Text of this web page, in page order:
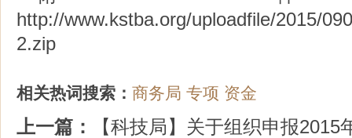
http://www.kstba.org/uploadfile/2015/
2.zip
相关热词搜索： 商务局 专项 资金
上一篇：
【科技局】关于组织申报